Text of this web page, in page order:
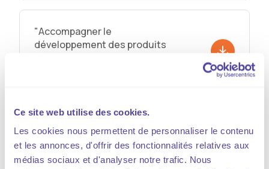
Ce site web utilise des cookies.
Les cookies nous permettent de personnaliser le contenu
et les annonces, d'offrir des fonctionnalités relatives aux
médias sociaux et d'analyser notre trafic. Nous
"Accompagner le
développement des produits
commerciale : une décennie de
parcours BtoB"